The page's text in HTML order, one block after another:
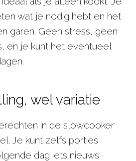
wat je nodig hebt en het
garen. Geen stress, geen
en je kunt het eventueel
wel variatie
in de slowcooker
Je kunt zelfs porties
dag iets nieuws